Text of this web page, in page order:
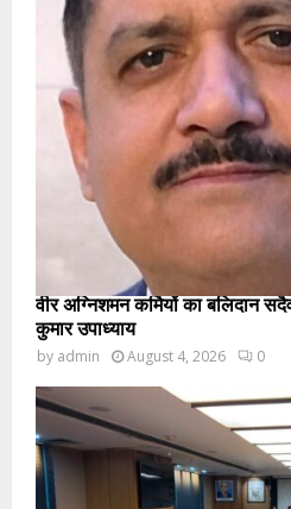
वीर अग्निशमन कर्मियों का बलिदान
कुमार उपाध्याय
by admin August 4, 2026 0